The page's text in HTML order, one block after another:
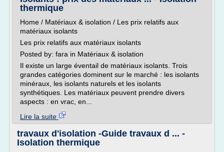
thermique
Home / Matériaux & isolation / Les prix relatifs aux
matériaux isolants
Les prix relatifs aux matériaux isolants
Posted by: fara in Matériaux & isolation
Il existe un large éventail de matériaux isolants. Trois
grandes catégories dominent sur le marché : les isolants
minéraux, les isolants naturels et les isolants
synthétiques. Les matériaux peuvent prendre divers
aspects : en vrac, en...
Lire la suite
travaux d'isolation -Guide travaux d ... -
Isolation thermique